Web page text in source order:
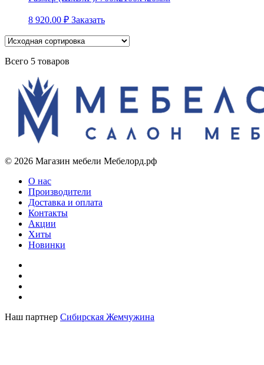
8 920.00 ₽ Заказать
Всего 5 товаров
© 2026 Магазин мебели Мебелорд.рф
О нас
Производители
Доставка и оплата
Контакты
Акции
Хиты
Новинки
Наш партнер Сибирская Жемчужина